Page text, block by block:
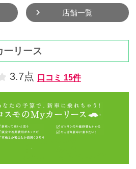
店舗一覧
ーリース
3.7点 口コミ 15件